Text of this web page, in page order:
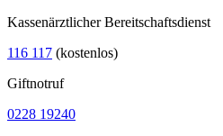
Kassenärztlicher Bereitschaftsdienst
116 117 (kostenlos)
Giftnotruf
0228 19240